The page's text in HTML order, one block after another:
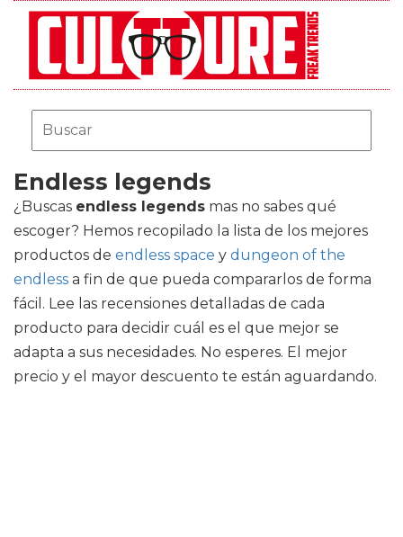
Endless legends
¿Buscas endless legends mas no sabes qué
escoger? Hemos recopilado la lista de los mejores
productos de endless space y dungeon of the
endless a fin de que pueda compararlos de forma
fácil. Lee las recensiones detalladas de cada
producto para decidir cuál es el que mejor se
adapta a sus necesidades. No esperes. El mejor
precio y el mayor descuento te están aguardando.